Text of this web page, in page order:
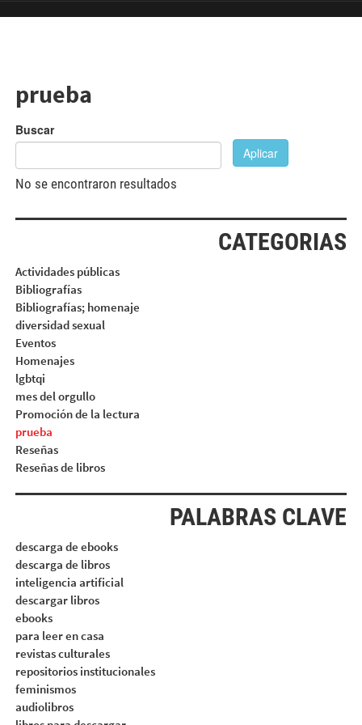
prueba
Buscar
Aplicar
No se encontraron resultados
CATEGORIAS
Actividades públicas
Bibliografías
Bibliografías; homenaje
diversidad sexual
Eventos
Homenajes
lgbtqi
mes del orgullo
Promoción de la lectura
prueba
Reseñas
Reseñas de libros
PALABRAS CLAVE
descarga de ebooks
descarga de libros
inteligencia artificial
descargar libros
ebooks
para leer en casa
revistas culturales
repositorios institucionales
feminismos
audiolibros